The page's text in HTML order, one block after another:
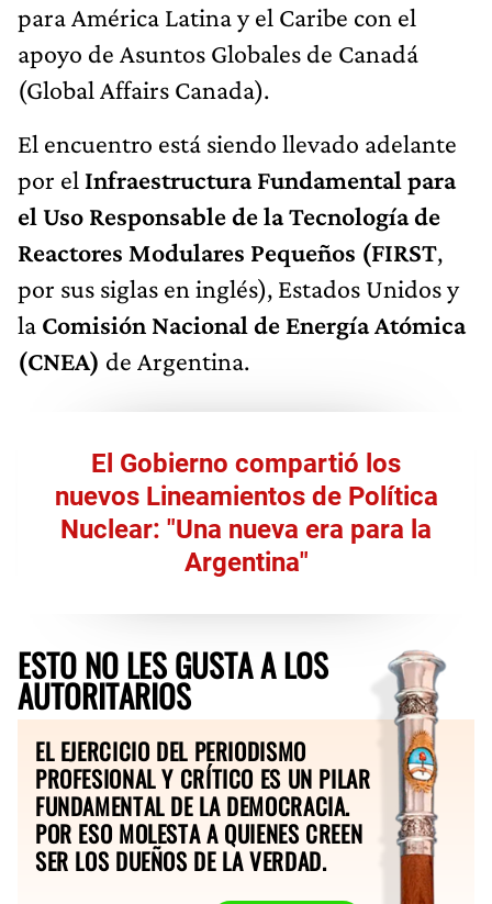
para América Latina y el Caribe con el
apoyo de Asuntos Globales de Canadá
(Global Affairs Canada).
El encuentro está siendo llevado adelante
por el Infraestructura Fundamental para
el Uso Responsable de la Tecnología de
Reactores Modulares Pequeños (FIRST,
por sus siglas en inglés), Estados Unidos y
la Comisión Nacional de Energía Atómica
(CNEA) de Argentina.
El Gobierno compartió los
nuevos Lineamientos de Política
Nuclear: "Una nueva era para la
Argentina"
ESTO NO LES GUSTA A LOS
AUTORITARIOS
EL EJERCICIO DEL PERIODISMO
PROFESIONAL Y CRÍTICO ES UN PILAR
FUNDAMENTAL DE LA DEMOCRACIA.
POR ESO MOLESTA A QUIENES CREEN
SER LOS DUEÑOS DE LA VERDAD.